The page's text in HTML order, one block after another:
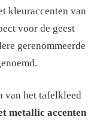
kleuraccenten van
voor de geest
gerenommeerde
van het tafelkleed
metallic accenten